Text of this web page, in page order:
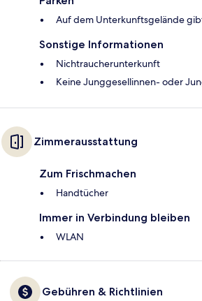
Auf dem Unterkunftsgelände
Sonstige Informationen
Nichtraucherunterkunft
Keine Junggesellinnen- oder
Zimmerausstattung
Zum Frischmachen
Handtücher
Immer in Verbindung bleiben
WLAN
Gebühren & Richtlinien